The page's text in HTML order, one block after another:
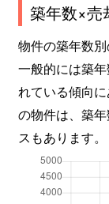
築年数×売
物件の築年数
一般的には築
れている傾向
の物件は、築
スもあります。